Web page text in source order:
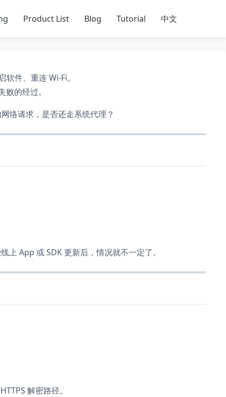
Product List Blog Tutorial 中文
件、重连 Wi-Fi。
的经过。
络请求，是否还走系统代理？
App 或 SDK 更新后，情况就不一定了。
解密路径。